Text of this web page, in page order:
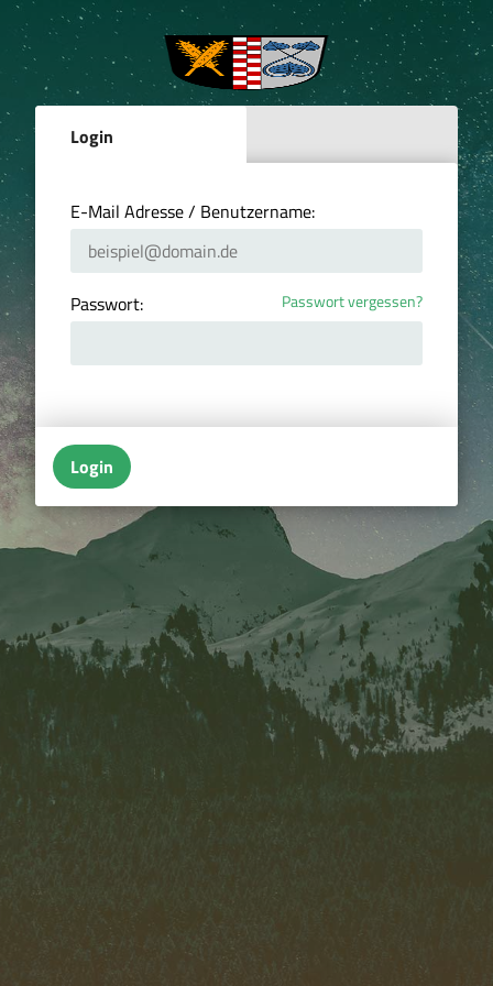
Login
E-Mail Adresse / Benutzername:
Passwort: Passwort vergessen?
Login